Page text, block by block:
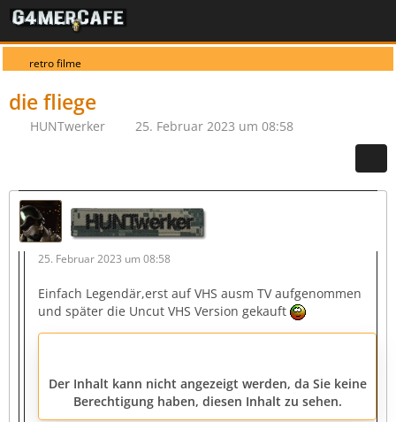
retro filme
die fliege
HUNTwerker 25. Februar 2023 um 08:58
HUNTwerker
25. Februar 2023 um 08:58
Einfach Legendär,erst auf VHS ausm TV aufgenommen
und später die Uncut VHS Version gekauft
Der Inhalt kann nicht angezeigt werden, da Sie keine
Berechtigung haben, diesen Inhalt zu sehen.